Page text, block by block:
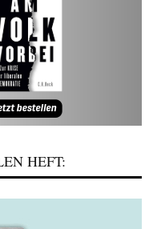
HEFT: